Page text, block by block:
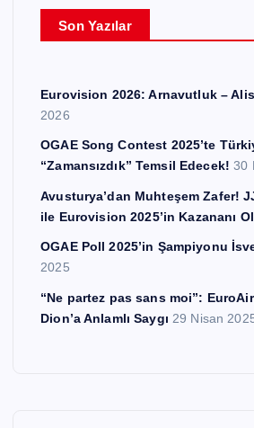
Son Yazılar
Eurovision 2026: Arnavutluk –
2026
OGAE Song Contest 2025’te
“Zamansızdık” Temsil Edecek! 30
Avusturya’dan Muhteşem Zafer!
ile Eurovision 2025’in Kazananı
OGAE Poll 2025’in Şampiyonu
2025
“Ne partez pas sans moi”:
Dion’a Anlamlı Saygı 29 Nisan